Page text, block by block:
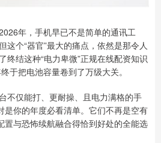
年，手机早已不是简单的通讯工
这个“器官”最大的痛点，依然是那令人
终结这种“电力卑微”正规在线配资知识
于把电池容量卷到了万级大关。
不仅能打、更耐操、且电力满格的手
是你的年度必看清单。它们不再是空有
置与恐怖续航融合得恰到好处的全能选